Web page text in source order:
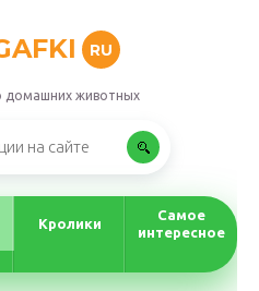
RU
домашних животных
Кролики
Самое
интересное